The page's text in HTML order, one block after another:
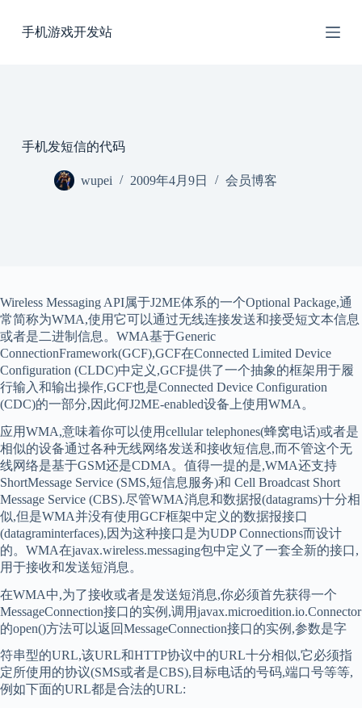
过
手机游戏开发站
手机发短信的代码
wupei 2009年4月9日 会员博客
Wireless Messaging API属于J2ME体系的一个Optional Package,通
常简称为WMA,使用它可以通过无线连接发送和接受短文本信息
或者是二进制信息。WMA基于Generic
ConnectionFramework(GCF),GCF在Connected Limited Device
Configuration (CLDC)中定义,GCF提供了一个抽象的框架用于履
行输入和输出操作,GCF也是Connected Device Configuration
(CDC)的一部分,因此何J2ME-enabled设备上使用WMA。
应用WMA,意味着你可以使用cellular telephones(蜂窝电话)或者是
相似的设备通过各种无线网络发送和接收短信息,而不管这个无
线网络是基于GSM还是CDMA。值得一提的是,WMA还支持
ShortMessage Service (SMS,短信息服务)和 Cell Broadcast Short
Message Service (CBS).尽管WMA消息和数据报(datagrams)十分相
似,但是WMA并没有使用GCF框架中定义的数据报接口
(datagraminterfaces),因为这种接口是为UDP Connections而设计
的。WMA在javax.wireless.messaging包中定义了一套全新的接口,
用于接收和发送短消息。
在WMA中,为了接收或者是发送短消息,你必须首先获得一个
MessageConnection接口的实例,调用javax.microedition.io.Connector
的open()方法可以返回MessageConnection接口的实例,参数是字
符串型的URL,该URL和HTTP协议中的URL十分相似,它必须指
定所使用的协议(SMS或者是CBS),目标电话的号码,端口号等等,
例如下面的URL都是合法的URL: